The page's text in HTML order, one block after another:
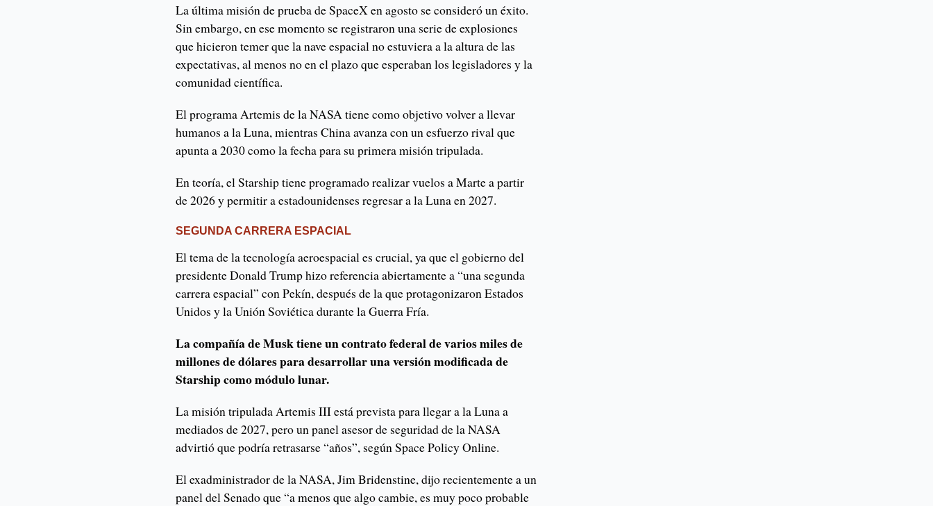
La última misión de prueba de SpaceX en agosto se consideró un éxito.
Sin embargo, en ese momento se registraron una serie de explosiones
que hicieron temer que la nave espacial no estuviera a la altura de las
expectativas, al menos no en el plazo que esperaban los legisladores y la
comunidad científica.
El programa Artemis de la NASA tiene como objetivo volver a llevar
humanos a la Luna, mientras China avanza con un esfuerzo rival que
apunta a 2030 como la fecha para su primera misión tripulada.
En teoría, el Starship tiene programado realizar vuelos a Marte a partir
de 2026 y permitir a estadounidenses regresar a la Luna en 2027.
SEGUNDA CARRERA ESPACIAL
El tema de la tecnología aeroespacial es crucial, ya que el gobierno del
presidente Donald Trump hizo referencia abiertamente a “una segunda
carrera espacial” con Pekín, después de la que protagonizaron Estados
Unidos y la Unión Soviética durante la Guerra Fría.
La compañía de Musk tiene un contrato federal de varios miles de
millones de dólares para desarrollar una versión modificada de
Starship como módulo lunar.
La misión tripulada Artemis III está prevista para llegar a la Luna a
mediados de 2027, pero un panel asesor de seguridad de la NASA
advirtió que podría retrasarse “años”, según Space Policy Online.
El exadministrador de la NASA, Jim Bridenstine, dijo recientemente a un
panel del Senado que “a menos que algo cambie, es muy poco probable